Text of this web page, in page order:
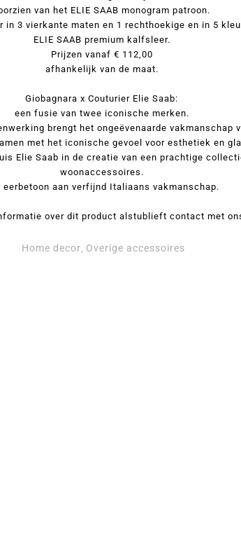
van het ELIE SAAB monogram patroon.
in 3 vierkante maten en 1 rechthoekige en in 5
ELIE SAAB premium kalfsleer.
Prijzen vanaf € 112,00
afhankelijk van de maat.
Giobagnara x Couturier Elie Saab:
een fusie van twee iconische merken.
brengt het ongeëvenaarde vakmanschap
met het iconische gevoel voor esthetiek en
Elie Saab in de creatie van een prachtige
woonaccessoires.
eerbetoon aan verfijnd Italiaans vakmanschap.
over dit product alstublieft contact met
Home decor, Overige accessoires